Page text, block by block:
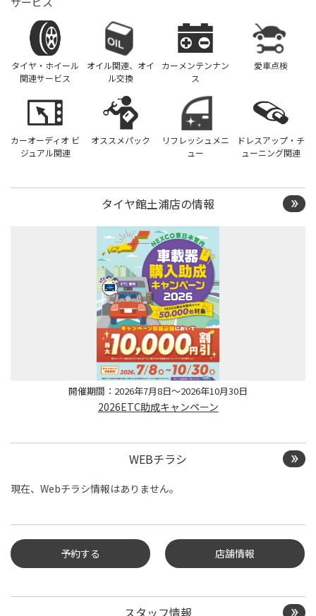
タイヤ・ホイール
関連サービス
オイル関連、オイ
ル交換
カーメンテンナン
ス
愛車点検
カーオーディオ ビ
ジュアル関連
オススメパック
リフレッシュメニ
ュー
ドレスアップ・チ
ューニング関連
タイヤ館土浦店の情報
開催期間：2026年7月8日～2026年10月30日
2026ETC助成キャンペーン
WEBチラシ
現在、Webチラシ情報はありません。
予約する
タイヤ点検・安全点検/タ
イヤ履き替え/オイル交
店舗情報